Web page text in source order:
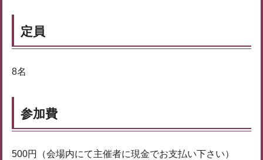
定員
8名
参加費
500円（会場内にて主催者に現金でお支払い下さい）